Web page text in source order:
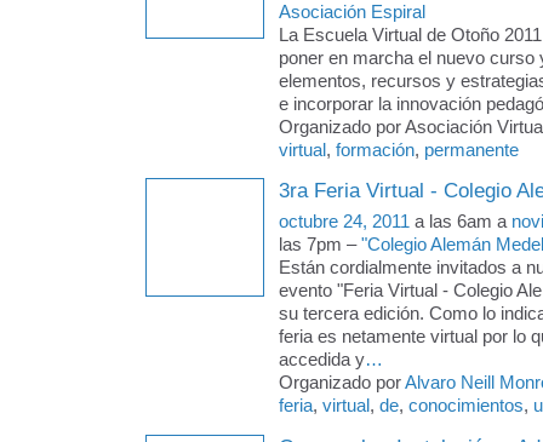
Asociación Espiral
La Escuela Virtual de Otoño
poner en marcha el nuevo curso
elementos, recursos y
e incorporar la innovación
Organizado por Asociación
virtual, formación, permanente
3ra Feria Virtual - Colegio
octubre 24, 2011 a las 6am a
las 7pm –"Colegio Alemán
Están cordialmente invitados a
evento "Feria Virtual - Colegio
su tercera edición. Como lo
feria es netamente virtual por lo
accedida y…
Organizado porAlvaro Neill
feria, virtual, de, conocimientos,